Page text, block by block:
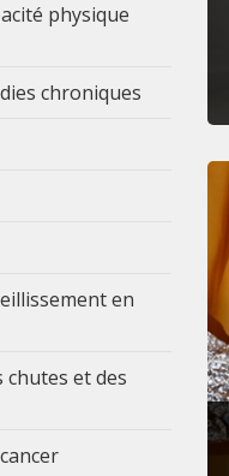
physique
chroniques
en
chutes et des